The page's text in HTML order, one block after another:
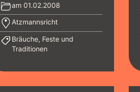
am 01.02.2008
Atzmannsricht
Bräuche, Feste und
Traditionen